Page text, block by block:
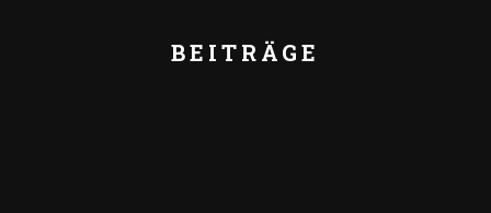
BEITRÄGE